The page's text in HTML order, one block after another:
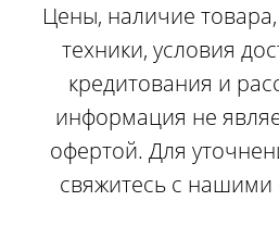
Цены, наличие
техники, условия
кредитования и
информация не
офертой. Для
свяжитесь с нашими